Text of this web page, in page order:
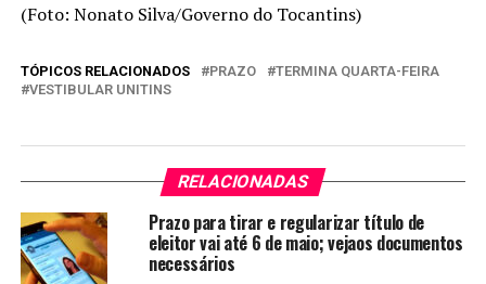
(Foto: Nonato Silva/Governo do Tocantins)
TÓPICOS RELACIONADOS PRAZO
TERMINA QUARTA-FEIRA
VESTIBULAR UNITINS
RELACIONADAS
Prazo para tirar e regularizar título de
eleitor vai até 6 de maio; vejaos documentos
necessários